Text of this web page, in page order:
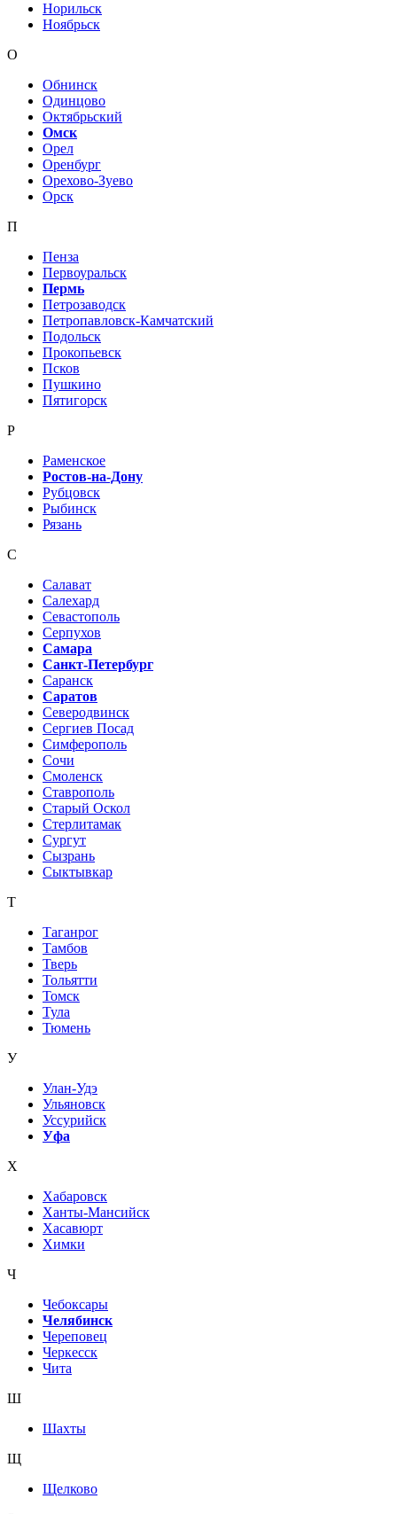
Норильск
Ноябрьск
О
Обнинск
Одинцово
Октябрьский
Омск
Орел
Оренбург
Орехово-Зуево
Орск
П
Пенза
Первоуральск
Пермь
Петрозаводск
Петропавловск-Камчатский
Подольск
Прокопьевск
Псков
Пушкино
Пятигорск
Р
Раменское
Ростов-на-Дону
Рубцовск
Рыбинск
Рязань
С
Салават
Салехард
Севастополь
Серпухов
Самара
Санкт-Петербург
Саранск
Саратов
Северодвинск
Сергиев Посад
Симферополь
Сочи
Смоленск
Ставрополь
Старый Оскол
Стерлитамак
Сургут
Сызрань
Сыктывкар
Т
Таганрог
Тамбов
Тверь
Тольятти
Томск
Тула
Тюмень
У
Улан-Удэ
Ульяновск
Уссурийск
Уфа
Х
Хабаровск
Ханты-Мансийск
Хасавюрт
Химки
Ч
Чебоксары
Челябинск
Череповец
Черкесск
Чита
Ш
Шахты
Щ
Щелково